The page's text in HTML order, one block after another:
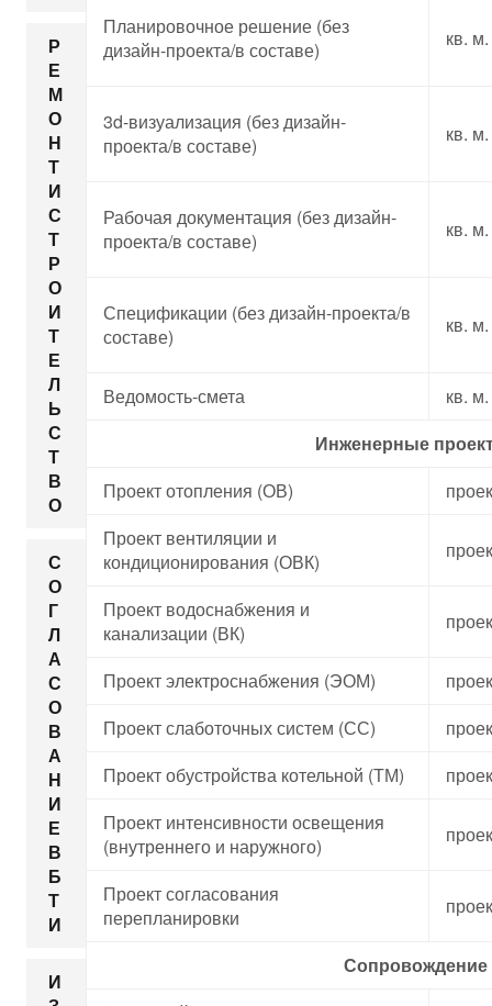
Р
Е
М
О
Н
Т
И
С
Т
Р
О
И
Т
Е
Л
Ь
С
Т
В
О
С
О
Г
Л
А
С
О
В
А
Н
И
Е
В
Б
Т
И
И
Планировочное решение (без
дизайн-проекта/в составе)
кв. м.
3d-визуализация (без дизайн-
проекта/в составе)
кв. м.
Рабочая документация (без дизайн-
проекта/в составе)
кв. м.
Спецификации (без дизайн-проекта/в
составе)
кв. м.
Ведомость-смета
кв. м.
Инженерные
Проект отопления (ОВ)
Проект вентиляции и
кондиционирования (ОВК)
Проект водоснабжения и
канализации (ВК)
Проект электроснабжения (ЭОМ)
Проект слаботочных систем (СС)
Проект обустройства котельной (ТМ)
Проект интенсивности освещения
(внутреннего и наружного)
Проект согласования
перепланировки
Сопровождение